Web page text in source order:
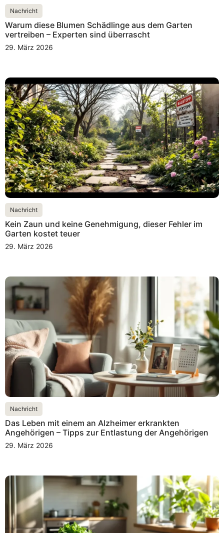
Nachricht
Warum diese Blumen Schädlinge aus dem Garten
vertreiben – Experten sind überrascht
29. März 2026
Nachricht
Kein Zaun und keine Genehmigung, dieser Fehler im
Garten kostet teuer
29. März 2026
Nachricht
Das Leben mit einem an Alzheimer erkrankten
Angehörigen – Tipps zur Entlastung der Angehörigen
29. März 2026